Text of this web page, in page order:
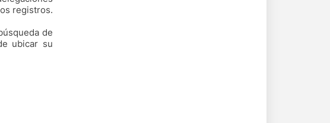
registros.
de
ubicar su